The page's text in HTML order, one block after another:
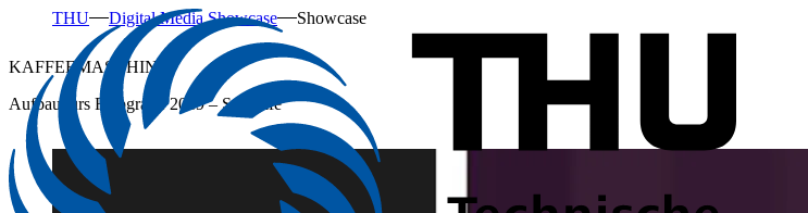
THU Digital Media Showcase Showcase
KAFFEEMASCHINE
Aufbaukurs Fotografie 2019 – Still Life